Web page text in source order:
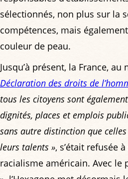
sélectionnés, non plus sur la
compétences, mais
couleur de peau.
Jusqu’à présent, la France,
Déclaration des droits de
tous les citoyens sont
dignités, places et emplois
sans autre distinction que
leurs talents », s’était refusée
racialisme américain. Avec le